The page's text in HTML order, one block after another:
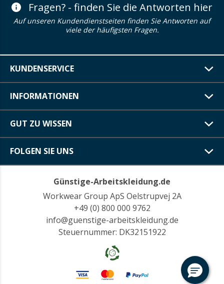
Fragen? - finden Sie die Antworten hier
Auf unseren Kundendienstseiten finden Sie Antworten auf
viele der häufigsten Fragen.
KUNDENSERVICE
INFORMATIONEN
GUT ZU WISSEN
FOLGEN SIE UNS
Günstige-Arbeitskleidung.de
Workwear Group ApS Oelstrupvej 2A
+49 (0) 800 000 9762
info@guenstige-arbeitskleidung.de
Steuernummer: DK32151922